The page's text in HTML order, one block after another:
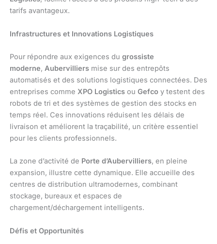
tarifs avantageux.
Infrastructures et Innovations Logistiques
Pour répondre aux exigences du grossiste
moderne, Aubervilliers mise sur des entrepôts
automatisés et des solutions logistiques connectées. Des
entreprises comme XPO Logistics ou Gefco y testent des
robots de tri et des systèmes de gestion des stocks en
temps réel. Ces innovations réduisent les délais de
livraison et améliorent la traçabilité, un critère essentiel
pour les clients professionnels.
La zone d’activité de Porte d’Aubervilliers, en pleine
expansion, illustre cette dynamique. Elle accueille des
centres de distribution ultramodernes, combinant
stockage, bureaux et espaces de
chargement/déchargement intelligents.
Défis et Opportunités